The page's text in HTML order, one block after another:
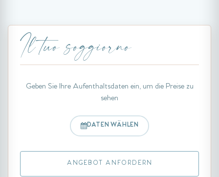
Il tuo soggiorno
Geben Sie Ihre Aufenthaltsdaten ein, um die Preise zu
sehen
DATEN WÄHLEN
ANGEBOT ANFORDERN